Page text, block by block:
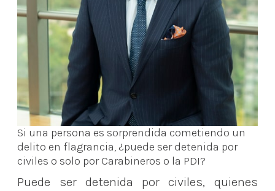
Si una persona es sorprendida cometiendo un
delito en flagrancia, ¿puede ser detenida por
civiles o solo por Carabineros o la PDI?
Puede ser detenida por civiles, quienes